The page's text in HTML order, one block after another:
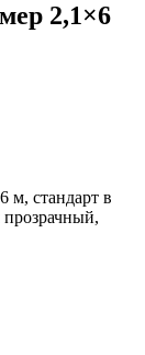
2,1×6
м, стандарт в